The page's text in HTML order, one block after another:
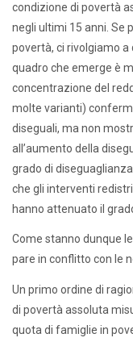
condizione di povertà
negli ultimi 15 anni. Se
povertà, ci rivolgiamo a
quadro che emerge è
concentrazione del
molte varianti)
diseguali, ma non
all’aumento della
grado di
che gli interventi
hanno attenuato il
Come stanno dunque
pare in conflitto con le
Un primo ordine di
di povertà assoluta
quota di famiglie in